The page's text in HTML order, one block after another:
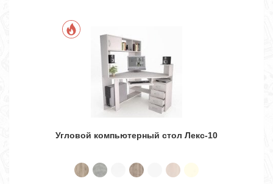
Угловой компьютерный стол Лекс-10